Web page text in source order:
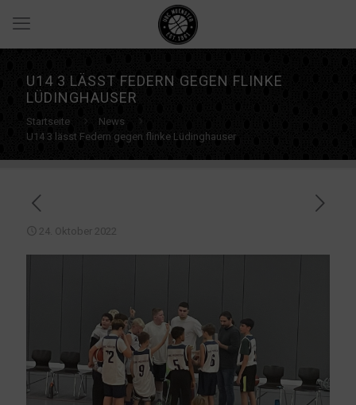
U14 3 LÄSST FEDERN GEGEN FLINKE
LÜDINGHAUSER
Startseite
News
U14 3 lässt Federn gegen flinke Lüdinghauser
24. Oktober 2022